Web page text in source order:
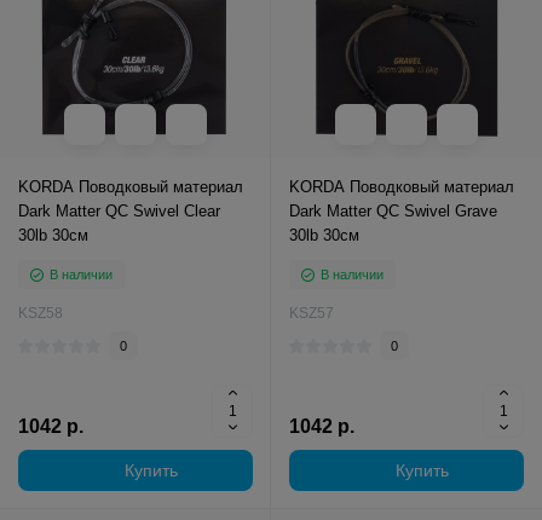
KORDA Поводковый материал
Dark Matter QC Swivel Clear
30lb 30см
В наличии
KSZ58
0
1042 р.
Купить
KORDA Поводковый материал
Dark Matter QC Swivel Grave
30lb 30см
В наличии
KSZ57
0
1042 р.
Купить